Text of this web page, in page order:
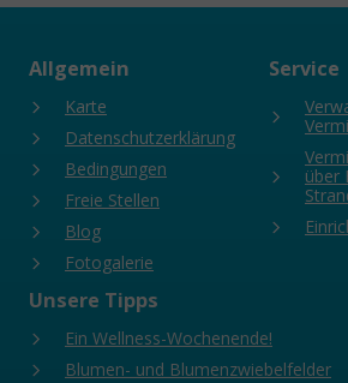
Allgemein
Karte
Datenschutzerklärung
Bedingungen
Freie Stellen
Blog
Fotogalerie
Service
über
Unsere Tipps
Ein Wellness-Wochenende!
Blumen- und Blumenzwiebelfelder